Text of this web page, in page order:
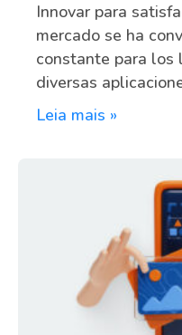
Innovar para
mercado se ha
constante para los
diversas
Leia mais »